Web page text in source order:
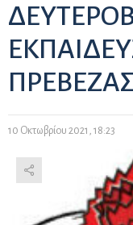
10 Οκτωβρίου 2021, 18:23